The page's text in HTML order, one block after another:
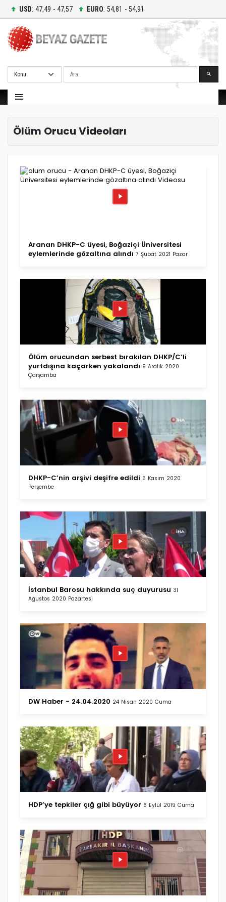
USD: 47,49 - 47,57 EURO: 54,81 - 54,91
Ara
Ölüm Orucu Videoları
Aranan DHKP-C üyesi, Boğaziçi Üniversitesi
eylemlerinde gözaltına alındı 7 Şubat 2021 Pazar
Ölüm orucundan serbest bırakılan DHKP/C’li
yurtdışına kaçarken yakalandı 9 Aralık 2020
Çarşamba
DHKP-C’nin arşivi deşifre edildi 5 Kasım 2020
Perşembe
İstanbul Barosu hakkında suç duyurusu 31
Ağustos 2020 Pazartesi
DW Haber - 24.04.2020 24 Nisan 2020 Cuma
HDP’ye tepkiler çığ gibi büyüyor 6 Eylül 2019 Cuma